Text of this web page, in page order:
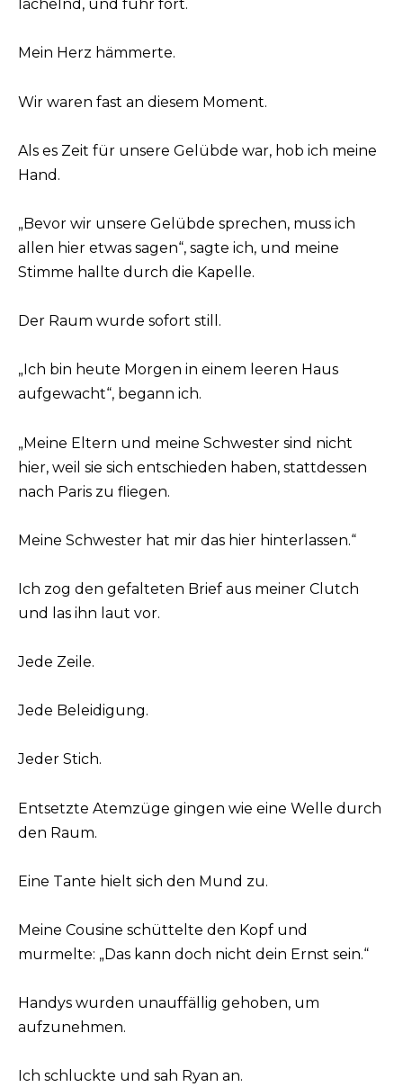
lächelnd, und fuhr fort.
Mein Herz hämmerte.
Wir waren fast an diesem Moment.
Als es Zeit für unsere Gelübde war, hob ich meine
Hand.
„Bevor wir unsere Gelübde sprechen, muss ich
allen hier etwas sagen“, sagte ich, und meine
Stimme hallte durch die Kapelle.
Der Raum wurde sofort still.
„Ich bin heute Morgen in einem leeren Haus
aufgewacht“, begann ich.
„Meine Eltern und meine Schwester sind nicht
hier, weil sie sich entschieden haben, stattdessen
nach Paris zu fliegen.
Meine Schwester hat mir das hier hinterlassen.“
Ich zog den gefalteten Brief aus meiner Clutch
und las ihn laut vor.
Jede Zeile.
Jede Beleidigung.
Jeder Stich.
Entsetzte Atemzüge gingen wie eine Welle durch
den Raum.
Eine Tante hielt sich den Mund zu.
Meine Cousine schüttelte den Kopf und
murmelte: „Das kann doch nicht dein Ernst sein.“
Handys wurden unauffällig gehoben, um
aufzunehmen.
Ich schluckte und sah Ryan an.